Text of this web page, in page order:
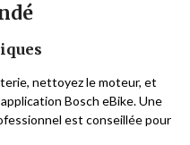
nettoyez le moteur, et
Bosch eBike. Une
est conseillée pour